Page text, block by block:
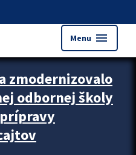
Menu menu
zmodernizovalo
odbornej školy